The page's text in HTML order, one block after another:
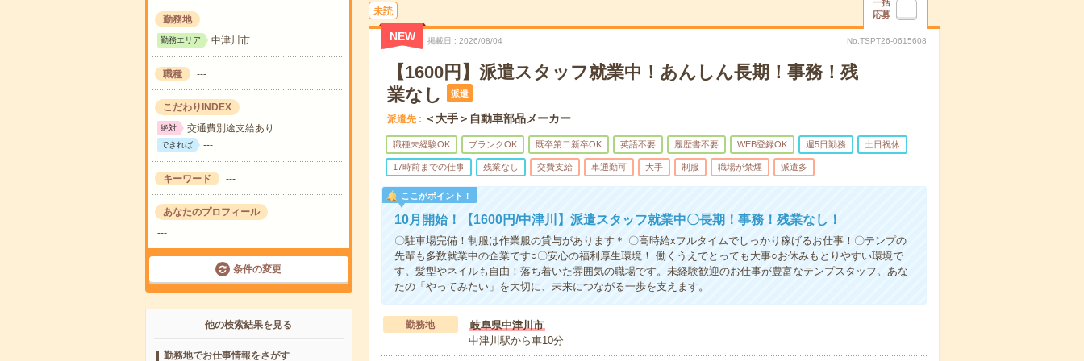
勤務地
勤務エリア 中津川市
職種 ---
こだわりINDEX
絶対 交通費別途支給あり
できれば ---
キーワード ---
あなたのプロフィール
---
条件の変更
他の検索結果を見る
勤務地でお仕事情報をさがす
未読
一括
応募
NEW 掲載日 2026/08/04 No.TSPT26-0615608
【1600円】派遣スタッフ就業中！あんしん長期！事務！残
業なし
派遣
派遣先 ＜大手＞自動車部品メーカー
職種未経験OK ブランクOK 既卒第二新卒OK 英語不要 履歴書不要 WEB登録OK 週5日勤務 土日祝休
17時前までの仕事 残業なし 交費支給 車通勤可 大手 制服 職場が禁煙 派遣多
ここがポイント！
10月開始！【1600円/中津川】派遣スタッフ就業中〇長期！事務！残業なし！
〇駐車場完備！制服は作業服の貸与があります＊ 〇高時給xフルタイムでしっかり稼げるお仕事！〇テンプの
先輩も多数就業中の企業です○〇安心の福利厚生環境！ 働くうえでとっても大事○お休みもとりやすい環境で
す。髪型やネイルも自由！落ち着いた雰囲気の職場です。未経験歓迎のお仕事が豊富なテンプスタッフ。あな
たの「やってみたい」を大切に、未来につながる一歩を支えます。
勤務地
岐阜県中津川市
中津川駅から車10分